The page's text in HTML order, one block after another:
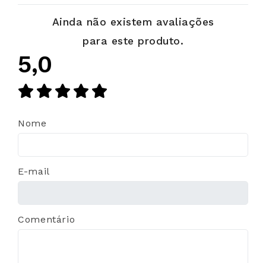
Ainda não existem avaliações
para este produto.
5,0
Nome
E-mail
Comentário